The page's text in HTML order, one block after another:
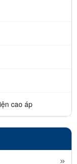
cao áp